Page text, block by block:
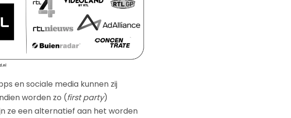
en sociale media kunnen zij
worden zo (first party)
ze een alternatief aan het worden